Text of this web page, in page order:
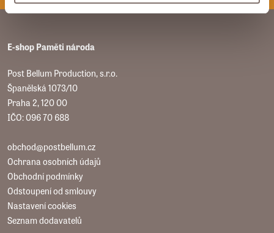
E-shop Paměti národa
Post Bellum Production, s.r.o.
Španělská 1073/10
Praha 2, 120 00
IČO: 096 70 688
obchod@postbellum.cz
Ochrana osobních údajů
Obchodní podmínky
Odstoupení od smlouvy
Nastavení cookies
Seznam dodavatelů